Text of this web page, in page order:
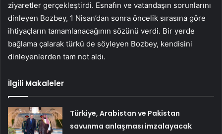
ziyaretler gerçekleştirdi. Esnafın ve vatandaşın sorunlarını
dinleyen Bozbey, 1 Nisan’dan sonra öncelik sırasına göre
ihtiyaçların tamamlanacağının sözünü verdi. Bir yerde
bağlama çalarak türkü de söyleyen Bozbey, kendisini
dinleyenlerden tam not aldı.
İlgili Makaleler
Türkiye, Arabistan ve Pakistan
savunma anlaşması imzalayacak